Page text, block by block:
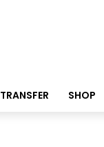
TRANSFER SHOP